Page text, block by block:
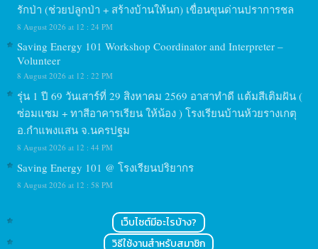
รักป่า (ช่วยปลูกป่า + สร้างบ้านให้นก) เขื่อนขุนด่านปราการชล
8 August 2026 at 12 : 24 PM
Saving Energy 101 Workshop Coordinator and Interpreter –
Volunteer
8 August 2026 at 12 : 22 PM
รุ่น 1 ปี 69 วันเสาร์ที่ 29 สิงหาคม 2569 อาสาทำดี แต้มสีเติมฝัน (
ซ่อมแซม + ทาสีอาคารเรียน ให้น้อง ) โรงเรียนบ้านห้วยรางเกตุ
อ.กำแพงแสน จ.นครปฐม
8 August 2026 at 12 : 44 PM
Saving Energy 101 @ โรงเรียนปริยากร
8 August 2026 at 12 : 58 PM
เว็บไซต์มีอะไรบ้าง?
วิธีใช้งานสำหรับสมาชิก